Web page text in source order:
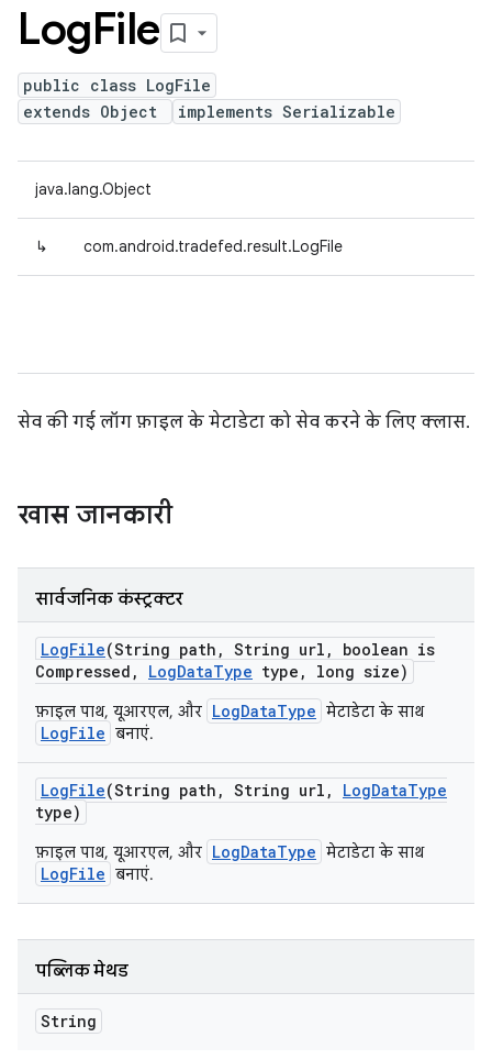
LogFile
public class LogFile
extends Object
implements Serializable
java.lang.Object
↳ com.android.tradefed.result.LogFile
सेव की गई लॉग फ़ाइल के मेटाडेटा को सेव करने के लिए क्लास.
खास जानकारी
सार्वजनिक कंस्ट्रक्टर
LogFile(String path , String url ,
boolean is
Compressed , LogDataType type , long size)
फ़ाइल पाथ, यूआरएल, और LogDataType मेटाडेटा के साथ
LogFile बनाएं.
LogFile(String path , String url , LogDataType
type)
फ़ाइल पाथ, यूआरएल, और LogDataType मेटाडेटा के साथ
LogFile बनाएं.
पब्लिक मेथड
String